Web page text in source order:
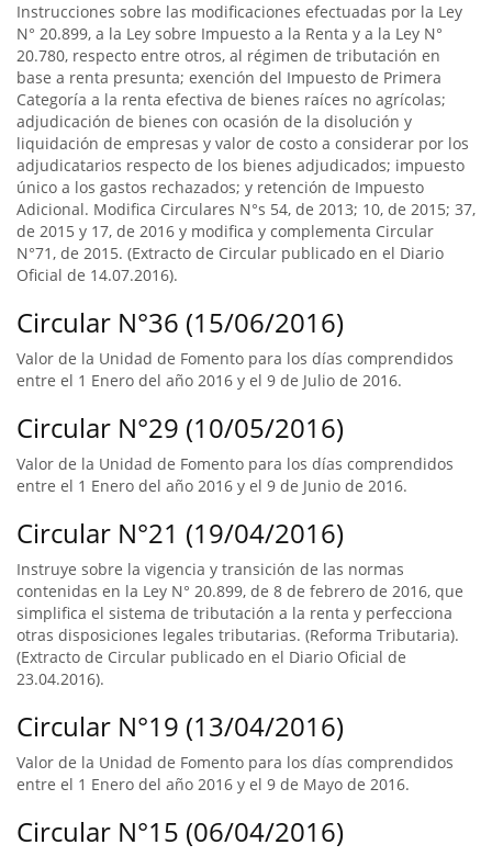
Instrucciones sobre las modificaciones efectuadas por la Ley
N° 20.899, a la Ley sobre Impuesto a la Renta y a la Ley N°
20.780, respecto entre otros, al régimen de tributación en
base a renta presunta; exención del Impuesto de Primera
Categoría a la renta efectiva de bienes raíces no agrícolas;
adjudicación de bienes con ocasión de la disolución y
liquidación de empresas y valor de costo a considerar por los
adjudicatarios respecto de los bienes adjudicados; impuesto
único a los gastos rechazados; y retención de Impuesto
Adicional. Modifica Circulares N°s 54, de 2013; 10, de 2015; 37,
de 2015 y 17, de 2016 y modifica y complementa Circular
N°71, de 2015. (Extracto de Circular publicado en el Diario
Oficial de 14.07.2016).
Circular N°36 (15/06/2016)
Valor de la Unidad de Fomento para los días comprendidos
entre el 1 Enero del año 2016 y el 9 de Julio de 2016.
Circular N°29 (10/05/2016)
Valor de la Unidad de Fomento para los días comprendidos
entre el 1 Enero del año 2016 y el 9 de Junio de 2016.
Circular N°21 (19/04/2016)
Instruye sobre la vigencia y transición de las normas
contenidas en la Ley N° 20.899, de 8 de febrero de 2016, que
simplifica el sistema de tributación a la renta y perfecciona
otras disposiciones legales tributarias. (Reforma Tributaria).
(Extracto de Circular publicado en el Diario Oficial de
23.04.2016).
Circular N°19 (13/04/2016)
Valor de la Unidad de Fomento para los días comprendidos
entre el 1 Enero del año 2016 y el 9 de Mayo de 2016.
Circular N°15 (06/04/2016)